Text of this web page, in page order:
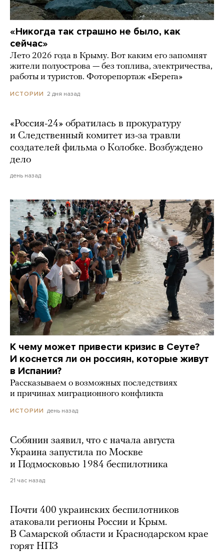
«Никогда так страшно не было, как
сейчас»
Лето 2026 года в Крыму. Вот каким его запомнят
жители полуострова — без топлива, электричества,
работы и туристов. Фоторепортаж «Берега»
ИСТОРИИ 2 дня назад
«Россия-24» обратилась в прокуратуру
и Следственный комитет из-за травли
создателей фильма о Колобке. Возбуждено
дело
день назад
К чему может привести кризис в Сеуте?
И коснется ли он россиян, которые живут
в Испании?
Рассказываем о возможных последствиях
и причинах миграционного конфликта
ИСТОРИИ день назад
Собянин заявил, что с начала августа
Украина запустила по Москве
и Подмосковью 1984 беспилотника
21 час назад
Почти 400 украинских беспилотников
атаковали регионы России и Крым.
В Самарской области и Краснодарском крае
горят НПЗ